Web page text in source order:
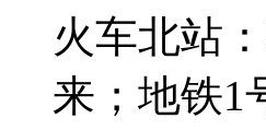
火车北站
来；地铁1